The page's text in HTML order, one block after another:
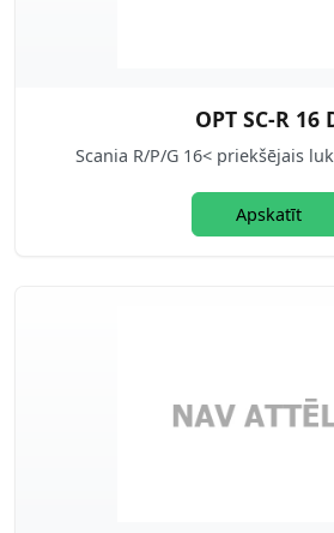
OPT SC-R 16
Scania R/P/G 16< priekšējais
Apskatīt